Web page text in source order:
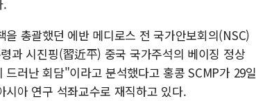
.
총괄했던 에반 메디로스 전 국가안보회의(NSC)
과 시진핑(習近平) 중국 국가주석의 베이징 정상
러난 회담"이라고 분석했다고 홍콩 SCMP가 29일
아 연구 석좌교수로 재직하고 있다.